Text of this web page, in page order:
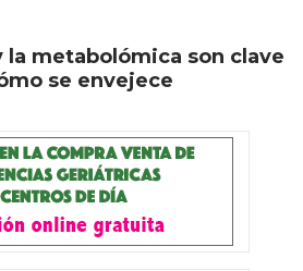
la metabolómica son clave
se envejece